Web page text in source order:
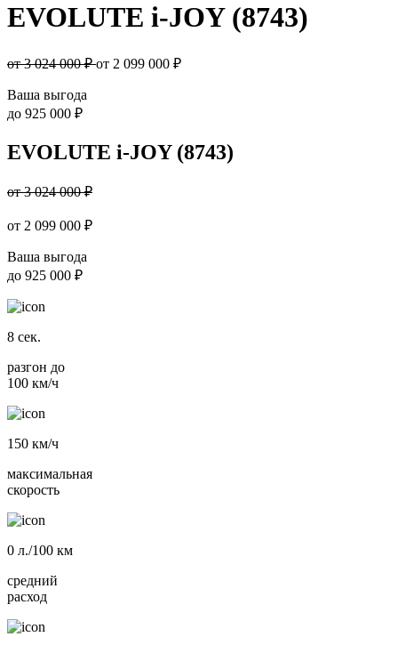
EVOLUTE i-JOY (8743)
от 3 024 000 ₽от 2 099 000 ₽
Ваша выгода
до 925 000 ₽
EVOLUTE i-JOY (8743)
от 3 024 000 ₽
от 2 099 000 ₽
Ваша выгода
до 925 000 ₽
8 сек.
разгон до
100 км/ч
150 км/ч
максимальная
скорость
0 л./100 км
средний
расход